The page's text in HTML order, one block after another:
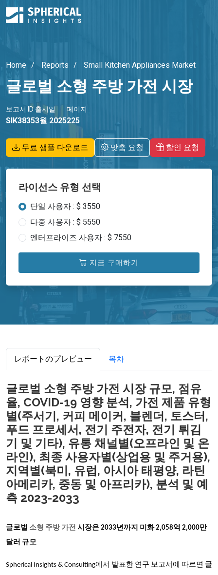
Home Reports Small Kitchen Appliances Market
글로벌 소형 주방 ​​가전 시장
보고서 ID
SIK3835
출시일
3월 2025
페이지
225
무료 샘플 다운로드 맞춤 요청 할인 요청
라이선스 유형 선택
단일 사용자 : $ 3550
다중 사용자 : $ 5550
엔터프라이즈 사용자 : $ 7550
지금 구매하기
レポートのプレビュー 목차
글로벌 소형 주방 ​​가전 시장 규모, 점유
율, COVID-19 영향 분석, 가전 제품 유형
별(주서기, 커피 메이커, 블렌더, 토스터,
푸드 프로세서, 전기 주전자, 전기 튀김
기 및 기타), 유통 채널별(오프라인 및 온
라인), 최종 사용자별(상업용 및 주거용),
지역별(북미, 유럽, 아시아 태평양, 라틴
아메리카, 중동 및 아프리카), 분석 및 예
측 2023-2033
글로벌 소형 주방 가전 시장은 2033년까지 미화 2,058억 2,000만
달러 규모
Spherical Insights & Consulting에서 발표한 연구 보고서에 따르면 글